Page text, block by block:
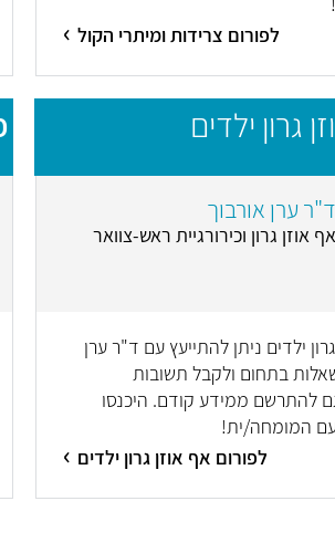
לפורום צרידות ומיתרי הקול
גרון ילדים
ד"ר ערן אורבוך
אף אוזן גרון וכירורגיית ראש-צוואר
ילדים ניתן להתייעץ עם ד"ר ערן
בתחום ולקבל תשובות
להתרשם ממידע קודם. היכנסו
עם המומחה/ית!
לפורום אף אוזן גרון ילדים